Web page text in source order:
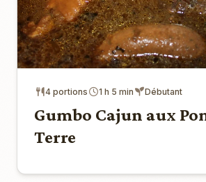
4 portions 1 h 5 min Débutant
Gumbo Cajun aux
Terre